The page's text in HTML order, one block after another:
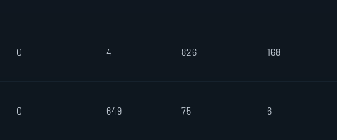
0 4 826 168
0 649 75 6